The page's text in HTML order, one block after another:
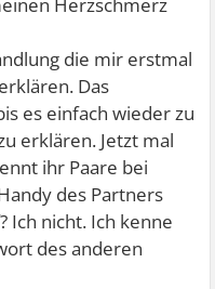
die mir erstmal
Das
es einfach wieder zu
erklären. Jetzt mal
ihr Paare bei
des Partners
Ich nicht. Ich kenne
des anderen